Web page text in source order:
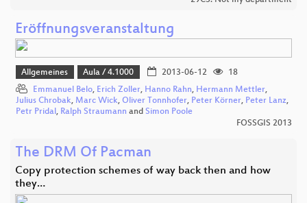
Eröffnungsveranstaltung
Allgemeines Aula / 4.1000 2013-06-12
18
Emmanuel Belo, Erich Zoller, Hanno Rahn, Hermann Mettler,
Julius Chrobak, Marc Wick, Oliver Tonnhofer, Peter Körner, Peter Lanz,
Petr Pridal, Ralph Straumann and Simon Poole
FOSSGIS 2013
The DRM Of Pacman
Copy protection schemes of way back then and how
they…